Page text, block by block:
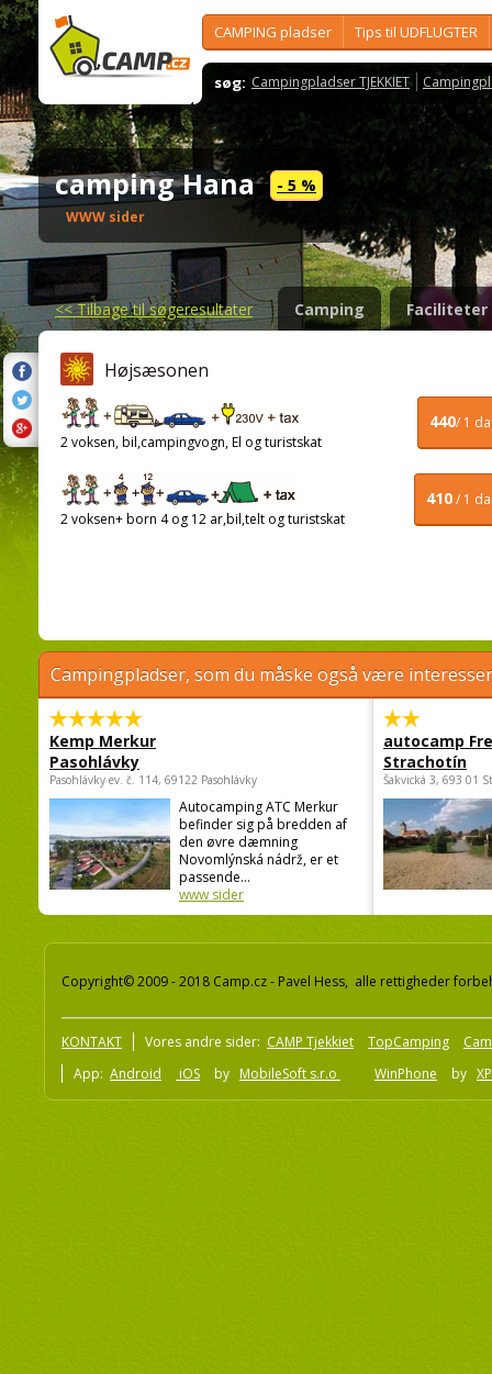
CAMPING pladser Tips til UDFLUGTER
søg: Campingpladser TJEKKIET
camping Hana - 5 %
WWW sider
<<Tilbage til søgeresultater Camping Faciliteter
Højsæsonen
440/ 1
2 voksen, bil,campingvogn, El og turistskat
410/ 1
2 voksen+ born 4 og 12 ar,bil,telt og turistskat
Campingpladser, som du måske også være
Kemp Merkur
Pasohlávky
Pasohlávky ev. č. 114, 69122 Pasohlávky
Autocamping ATC Merkur
befinder sig på bredden af
den øvre dæmning
Novomlýnská nádrž, er et
passende...
www sider
autocamp
Strachotín
Šakvická 3, 693 01
Copyright© 2009 - 2018 Camp.cz - Pavel Hess, alle rettigheder
KONTAKT Vores andre sider: CAMP Tjekkiet TopCamping
App: Android iOS by MobileSoft s.r.o WinPhone by